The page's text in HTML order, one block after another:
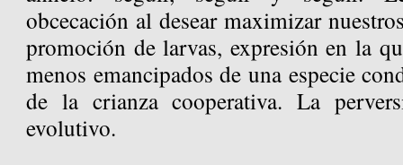
obcecación al desear maximizar
promoción de larvas, expresión en la
menos emancipados de una especie
de la crianza cooperativa. La
evolutivo.